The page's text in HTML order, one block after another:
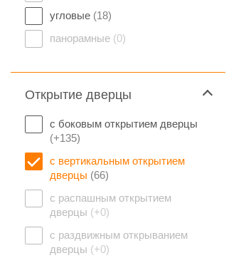
угловые (18)
панорамные (0)
Открытие дверцы
с боковым открытием дверцы
(+135)
с вертикальным открытием
дверцы (66)
с распашным открытием
дверцы (+0)
с раздвижным открыванием
дверцы (+0)